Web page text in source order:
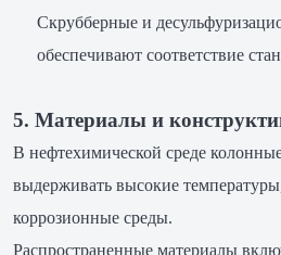
Скрубберные и
обеспечивают соответствие
5. Материалы и
В нефтехимической среде
выдерживать высокие
коррозионные среды.
Распространенные материалы